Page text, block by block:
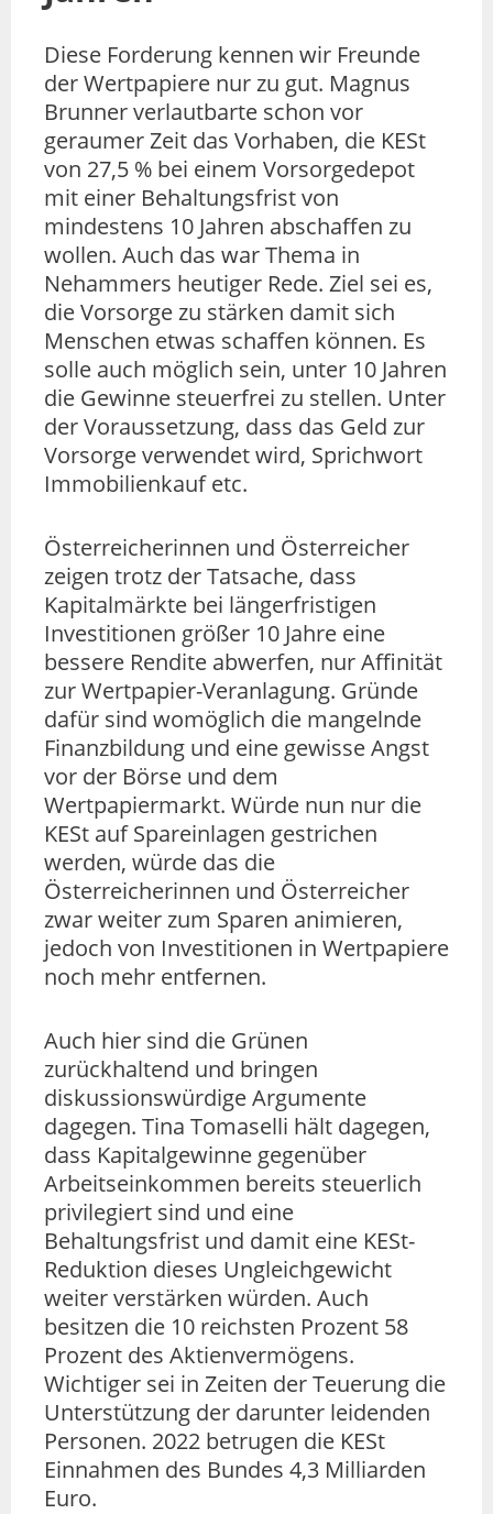
Diese Forderung kennen wir Freunde
der Wertpapiere nur zu gut. Magnus
Brunner verlautbarte schon vor
geraumer Zeit das Vorhaben, die KESt
von 27,5 % bei einem Vorsorgedepot
mit einer Behaltungsfrist von
mindestens 10 Jahren abschaffen zu
wollen. Auch das war Thema in
Nehammers heutiger Rede. Ziel sei es,
die Vorsorge zu stärken damit sich
Menschen etwas schaffen können. Es
solle auch möglich sein, unter 10 Jahren
die Gewinne steuerfrei zu stellen. Unter
der Voraussetzung, dass das Geld zur
Vorsorge verwendet wird, Sprichwort
Immobilienkauf etc.
Österreicherinnen und Österreicher
zeigen trotz der Tatsache, dass
Kapitalmärkte bei längerfristigen
Investitionen größer 10 Jahre eine
bessere Rendite abwerfen, nur Affinität
zur Wertpapier-Veranlagung. Gründe
dafür sind womöglich die mangelnde
Finanzbildung und eine gewisse Angst
vor der Börse und dem
Wertpapiermarkt. Würde nun nur die
KESt auf Spareinlagen gestrichen
werden, würde das die
Österreicherinnen und Österreicher
zwar weiter zum Sparen animieren,
jedoch von Investitionen in Wertpapiere
noch mehr entfernen.
Auch hier sind die Grünen
zurückhaltend und bringen
diskussionswürdige Argumente
dagegen. Tina Tomaselli hält dagegen,
dass Kapitalgewinne gegenüber
Arbeitseinkommen bereits steuerlich
privilegiert sind und eine
Behaltungsfrist und damit eine KESt-
Reduktion dieses Ungleichgewicht
weiter verstärken würden. Auch
besitzen die 10 reichsten Prozent 58
Prozent des Aktienvermögens.
Wichtiger sei in Zeiten der Teuerung die
Unterstützung der darunter leidenden
Personen. 2022 betrugen die KESt
Einnahmen des Bundes 4,3 Milliarden
Euro.